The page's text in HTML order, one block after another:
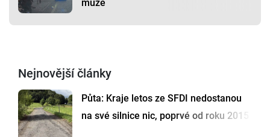
muže
Nejnovější články
Půta: Kraje letos ze SFDI nedostanou
na své silnice nic, poprvé od roku 2015